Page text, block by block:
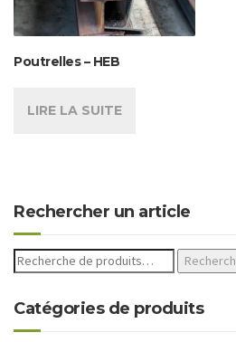
Poutrelles – HEB
LIRE LA SUITE
Rechercher un article
Catégories de produits